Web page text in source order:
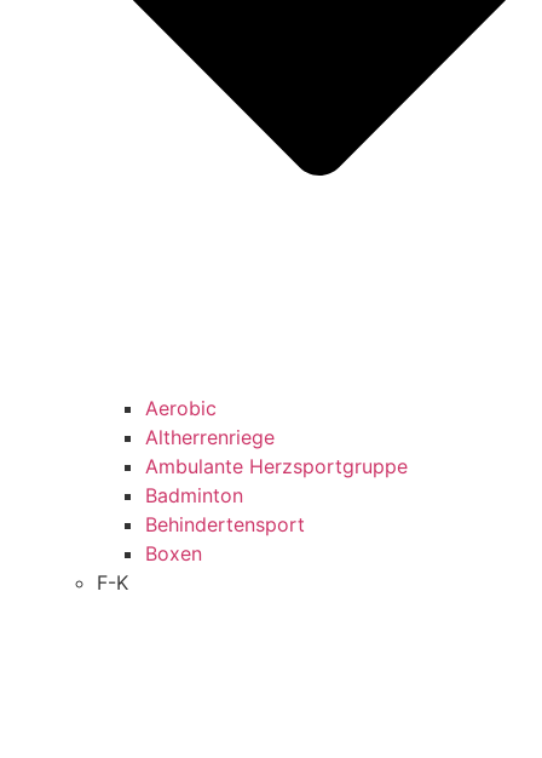
Aerobic
Altherrenriege
Ambulante Herzsportgruppe
Badminton
Behindertensport
Boxen
F-K